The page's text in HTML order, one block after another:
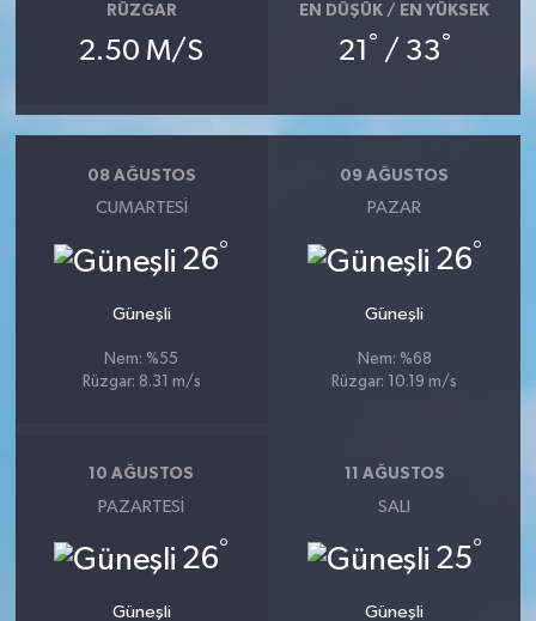
RÜZGAR
2.50 M/S
EN DÜŞÜK / EN YÜKSEK
21 ° / 33°
08 AĞUSTOS
CUMARTESI
26°
Güneşli
Nem: %55
Rüzgar: 8.31 m/s
09 AĞUSTOS
PAZAR
26°
Güneşli
Nem: %68
Rüzgar: 10.19 m/s
10 AĞUSTOS
PAZARTESI
26°
Güneşli
11 AĞUSTOS
SALI
25°
Güneşli